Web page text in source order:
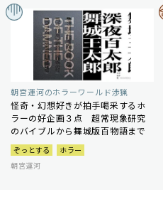
朝宮運河のホラーワールド渉猟
怪奇・幻想好きが拍手喝采するホ
ラーの好企画３点 超常現象研究
のバイブルから舞城版百物語まで
ぞっとする
ホラー
朝宮運河